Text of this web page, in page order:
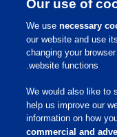
Our use of
We usenecessary
our website and use
changing your
website functions.
We would also like to
help us improve our
information on how
commercial and